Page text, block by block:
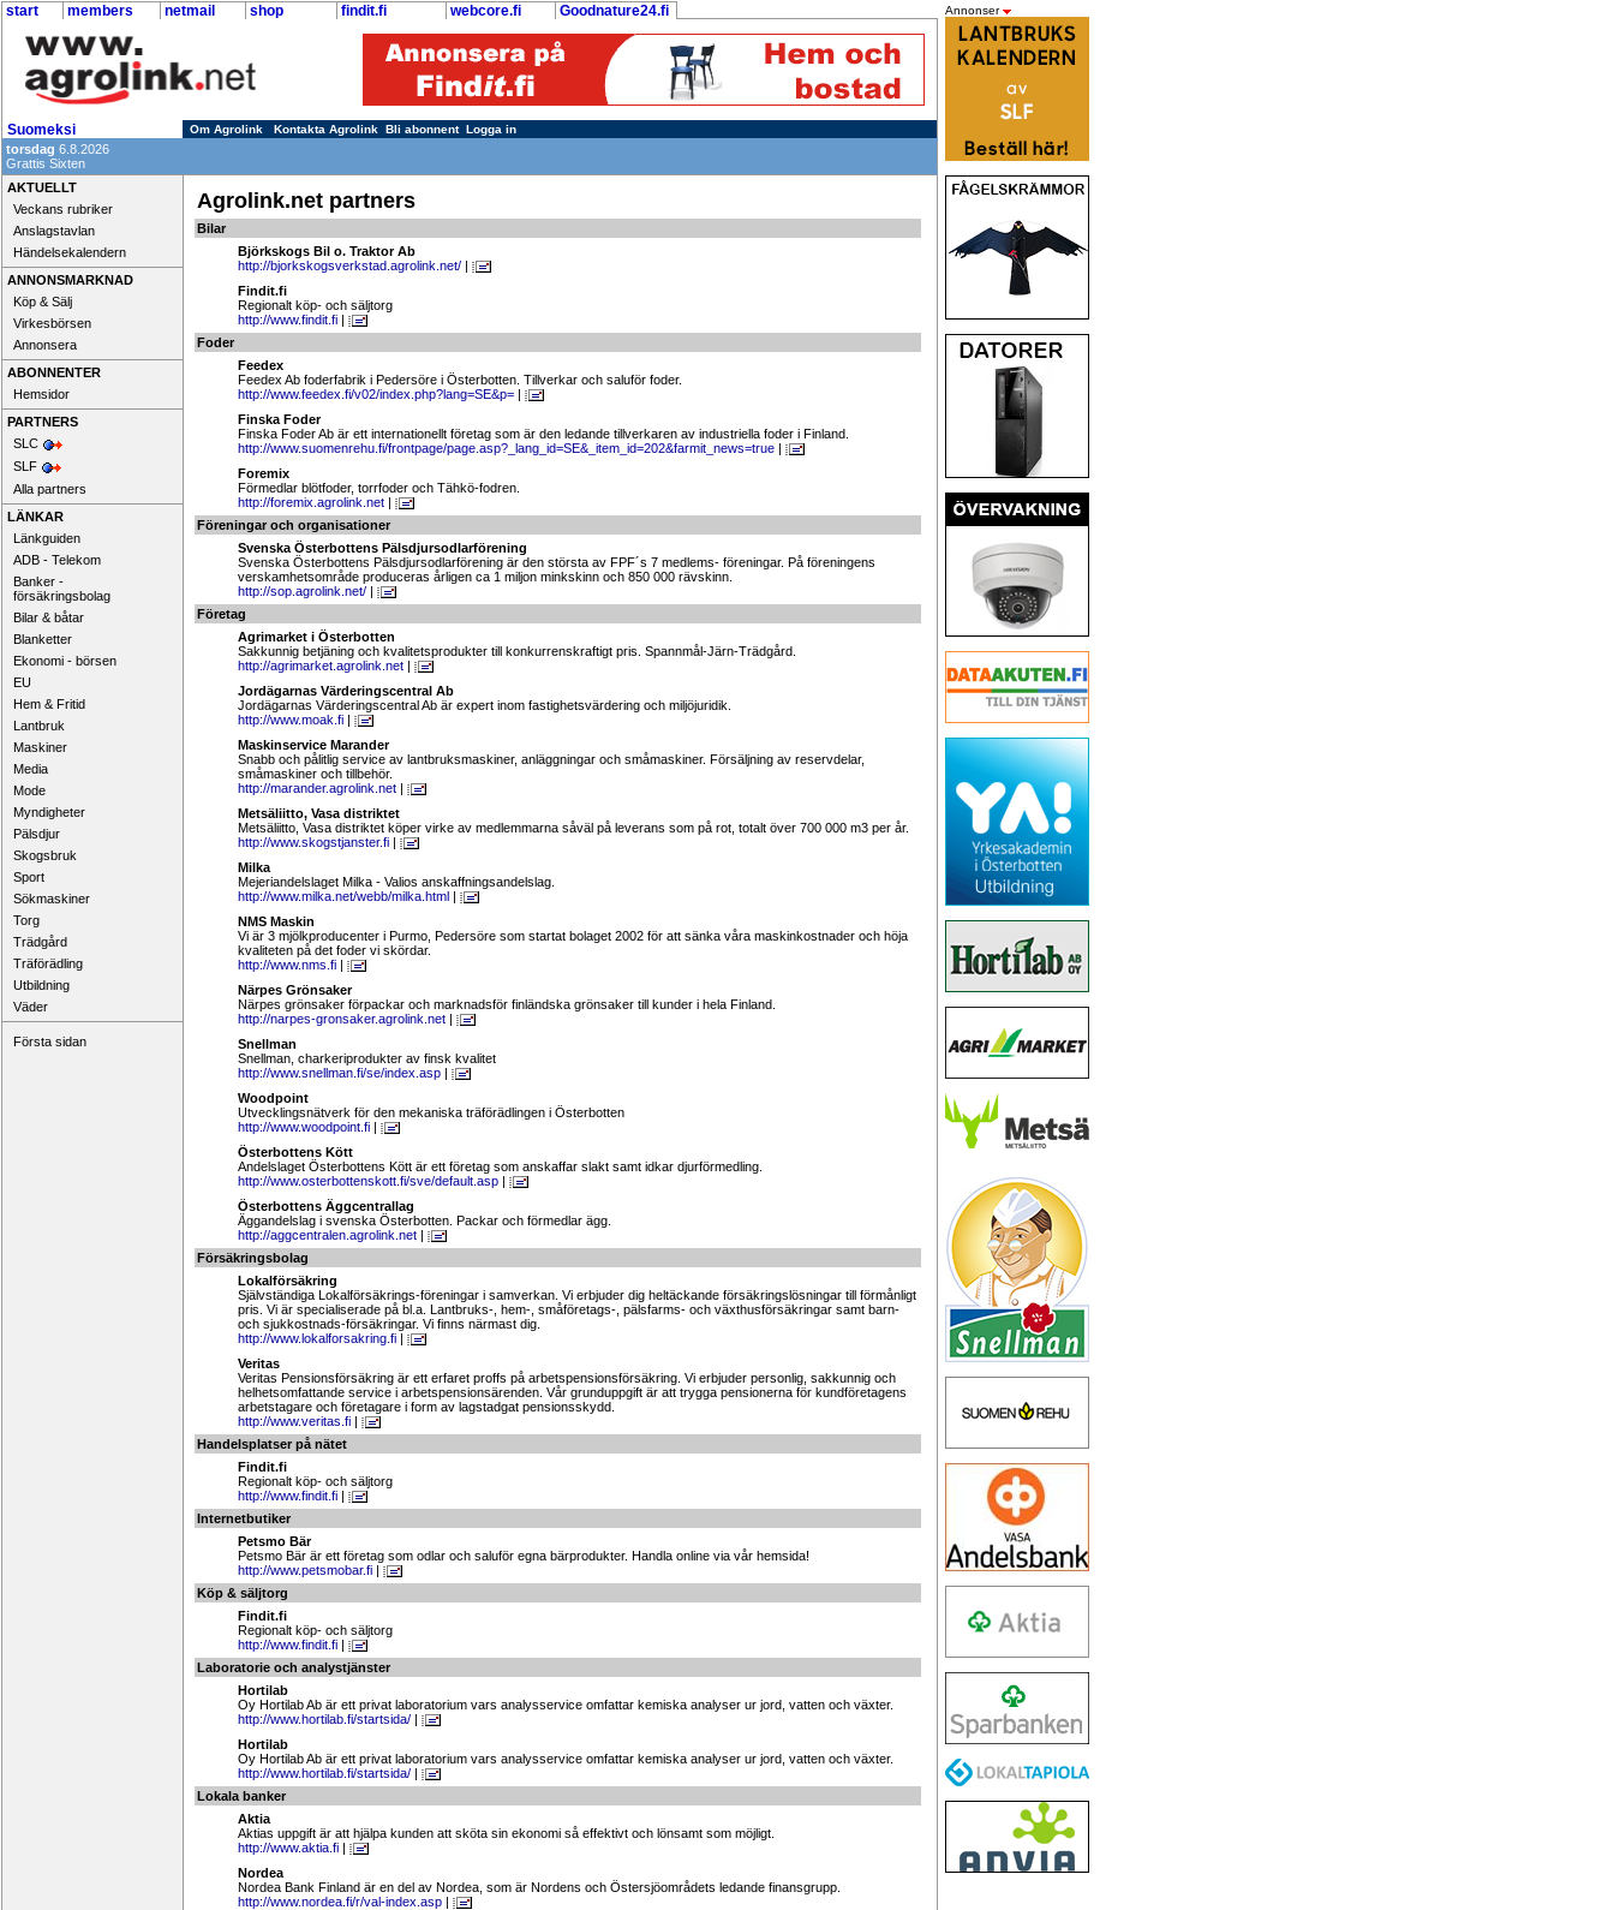
start members netmail shop findit.fi webcore.fi Goodnature24.fi
Suomeksi Om Agrolink Kontakta Agrolink Bli abonnent Logga in
torsdag 6.8.2026
Grattis Sixten
AKTUELLT
Veckans rubriker
Anslagstavlan
Händelsekalendern
ANNONSMARKNAD
Köp & Sälj
Virkesbörsen
Annonsera
ABONNENTER
Hemsidor
PARTNERS
SLC
SLF
Alla partners
LÄNKAR
Länkguiden
ADB - Telekom
Banker -
försäkringsbolag
Bilar & båtar
Blanketter
Ekonomi - börsen
EU
Hem & Fritid
Lantbruk
Maskiner
Media
Mode
Myndigheter
Pälsdjur
Skogsbruk
Sport
Sökmaskiner
Torg
Trädgård
Träförädling
Utbildning
Väder
Första sidan
Agrolink.net partners
Bilar
Björkskogs Bil o. Traktor Ab
http://bjorkskogsverkstad.agrolink.net/ |
Findit.fi
Regionalt köp- och säljtorg
http://www.findit.fi |
Foder
Feedex
Feedex Ab foderfabrik i Pedersöre i Österbotten. Tillverkar och saluför foder.
http://www.feedex.fi/v02/index.php?lang=SE&p= |
Finska Foder
Finska Foder Ab är ett internationellt företag som är den ledande tillverkaren av industriella foder i Finland.
http://www.suomenrehu.fi/frontpage/page.asp?_lang_id=SE&_item_id=202&farmit_news=true |
Foremix
Förmedlar blötfoder, torrfoder och Tähkö-fodren.
http://foremix.agrolink.net |
Föreningar och organisationer
Svenska Österbottens Pälsdjursodlarförening
Svenska Österbottens Pälsdjursodlarförening är den största av FPF´s 7 medlems- föreningar. På föreningens
verskamhetsområde produceras årligen ca 1 miljon minkskinn och 850 000 rävskinn.
http://sop.agrolink.net/ |
Företag
Agrimarket i Österbotten
Sakkunnig betjäning och kvalitetsprodukter till konkurrenskraftigt pris. Spannmål-Järn-Trädgård.
http://agrimarket.agrolink.net |
Jordägarnas Värderingscentral Ab
Jordägarnas Värderingscentral Ab är expert inom fastighetsvärdering och miljöjuridik.
http://www.moak.fi |
Maskinservice Marander
Snabb och pålitlig service av lantbruksmaskiner, anläggningar och småmaskiner. Försäljning av reservdelar,
småmaskiner och tillbehör.
http://marander.agrolink.net |
Metsäliitto, Vasa distriktet
Metsäliitto, Vasa distriktet köper virke av medlemmarna såväl på leverans som på rot, totalt över 700 000 m3 per år.
http://www.skogstjanster.fi |
Milka
Mejeriandelslaget Milka - Valios anskaffningsandelslag.
http://www.milka.net/webb/milka.html |
NMS Maskin
Vi är 3 mjölkproducenter i Purmo, Pedersöre som startat bolaget 2002 för att sänka våra maskinkostnader och höja
kvaliteten på det foder vi skördar.
http://www.nms.fi |
Närpes Grönsaker
Närpes grönsaker förpackar och marknadsför finländska grönsaker till kunder i hela Finland.
http://narpes-gronsaker.agrolink.net |
Snellman
Snellman, charkeriprodukter av finsk kvalitet
http://www.snellman.fi/se/index.asp |
Woodpoint
Utvecklingsnätverk för den mekaniska träförädlingen i Österbotten
http://www.woodpoint.fi |
Österbottens Kött
Andelslaget Österbottens Kött är ett företag som anskaffar slakt samt idkar djurförmedling.
http://www.osterbottenskott.fi/sve/default.asp |
Österbottens Äggcentrallag
Äggandelslag i svenska Österbotten. Packar och förmedlar ägg.
http://aggcentralen.agrolink.net |
Försäkringsbolag
Lokalförsäkring
Självständiga Lokalförsäkrings-föreningar i samverkan. Vi erbjuder dig heltäckande försäkringslösningar till förmånligt
pris. Vi är specialiserade på bl.a. Lantbruks-, hem-, småföretags-, pälsfarms- och växthusförsäkringar samt barn-
och sjukkostnads-försäkringar. Vi finns närmast dig.
http://www.lokalforsakring.fi |
Veritas
Veritas Pensionsförsäkring är ett erfaret proffs på arbetspensionsförsäkring. Vi erbjuder personlig, sakkunnig och
helhetsomfattande service i arbetspensionsärenden. Vår grunduppgift är att trygga pensionerna för kundföretagens
arbetstagare och företagare i form av lagstadgat pensionsskydd.
http://www.veritas.fi |
Handelsplatser på nätet
Findit.fi
Regionalt köp- och säljtorg
http://www.findit.fi |
Internetbutiker
Petsmo Bär
Petsmo Bär är ett företag som odlar och saluför egna bärprodukter. Handla online via vår hemsida!
http://www.petsmobar.fi |
Köp & säljtorg
Findit.fi
Regionalt köp- och säljtorg
http://www.findit.fi |
Laboratorie och analystjänster
Hortilab
Oy Hortilab Ab är ett privat laboratorium vars analysservice omfattar kemiska analyser ur jord, vatten och växter.
http://www.hortilab.fi/startsida/ |
Hortilab
Oy Hortilab Ab är ett privat laboratorium vars analysservice omfattar kemiska analyser ur jord, vatten och växter.
http://www.hortilab.fi/startsida/ |
Lokala banker
Aktia
Aktias uppgift är att hjälpa kunden att sköta sin ekonomi så effektivt och lönsamt som möjligt.
http://www.aktia.fi |
Nordea
Nordea Bank Finland är en del av Nordea, som är Nordens och Östersjöområdets ledande finansgrupp.
http://www.nordea.fi/r/val-index.asp |
Annonser